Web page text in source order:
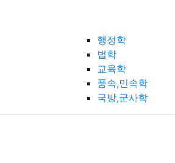
행정학
법학
교육학
풍속,민속학
국방,군사학